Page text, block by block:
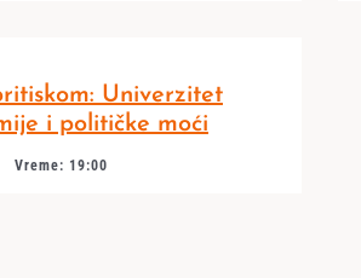
Univerzitet
i političke moći
Vreme: 19:00